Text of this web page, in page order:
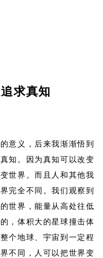
求真知
意义，后来我渐渐悟到
知。因为真知可以改变
世界。而且人和其他我
完全不同。我们观察到
世界，能量从高处往低
，体积大的星球撞击体
个地球、宇宙到一定程
不同，人可以把世界变